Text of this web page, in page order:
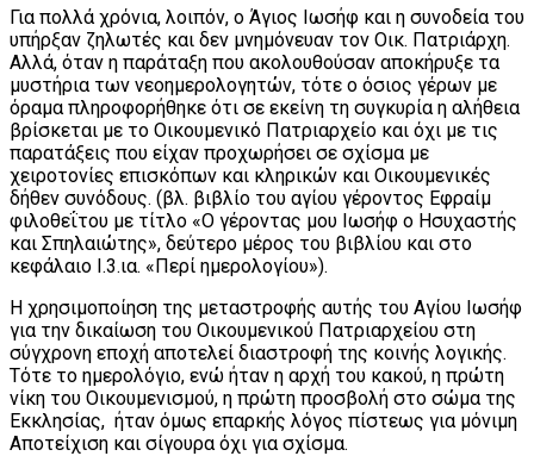
Για πολλά χρόνια, λοιπόν, ο Άγιος Ιωσήφ και η συνοδεία του
υπήρξαν ζηλωτές και δεν μνημόνευαν τον Οικ. Πατριάρχη.
Αλλά, όταν η παράταξη που ακολουθούσαν αποκήρυξε τα
μυστήρια των νεοημερολογητών, τότε ο όσιος γέρων με
όραμα πληροφορήθηκε ότι σε εκείνη τη συγκυρία η αλήθεια
βρίσκεται με το Οικουμενικό Πατριαρχείο και όχι με τις
παρατάξεις που είχαν προχωρήσει σε σχίσμα με
χειροτονίες επισκόπων και κληρικών και Οικουμενικές
δήθεν συνόδους. (βλ. βιβλίο του αγίου γέροντος Εφραίμ
φιλοθεΐτου με τίτλο «Ο γέροντας μου Ιωσήφ ο Ησυχαστής
και Σπηλαιώτης», δεύτερο μέρος του βιβλίου και στο
κεφάλαιο Ι.3.ια. «Περί ημερολογίου»).
Η χρησιμοποίηση της μεταστροφής αυτής του Αγίου Ιωσήφ
για την δικαίωση του Οικουμενικού Πατριαρχείου στη
σύγχρονη εποχή αποτελεί διαστροφή της κοινής λογικής.
Τότε το ημερολόγιο, ενώ ήταν η αρχή του κακού, η πρώτη
νίκη του Οικουμενισμού, η πρώτη προσβολή στο σώμα της
Εκκλησίας, ήταν όμως επαρκής λόγος πίστεως για μόνιμη
Αποτείχιση και σίγουρα όχι για σχίσμα.